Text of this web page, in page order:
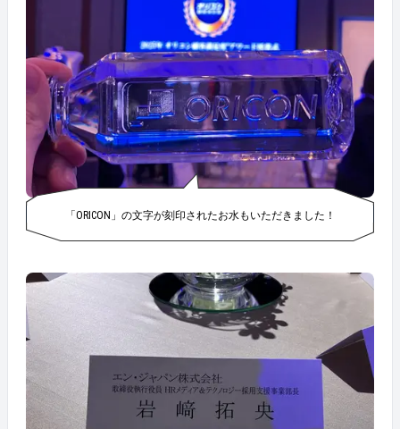
「ORICON」の文字が刻印されたお水もいただきました！